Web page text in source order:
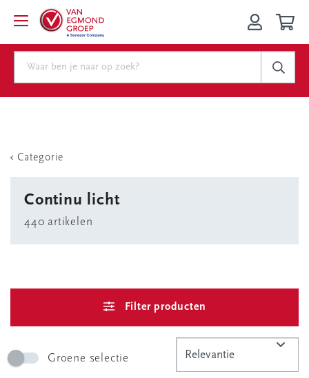
Categorie
Continu licht
440 artikelen
Filter producten
Groene selectie